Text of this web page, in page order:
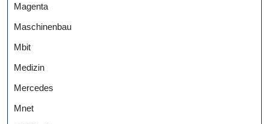
Magenta
Maschinenbau
Mbit
Medizin
Mercedes
Mnet